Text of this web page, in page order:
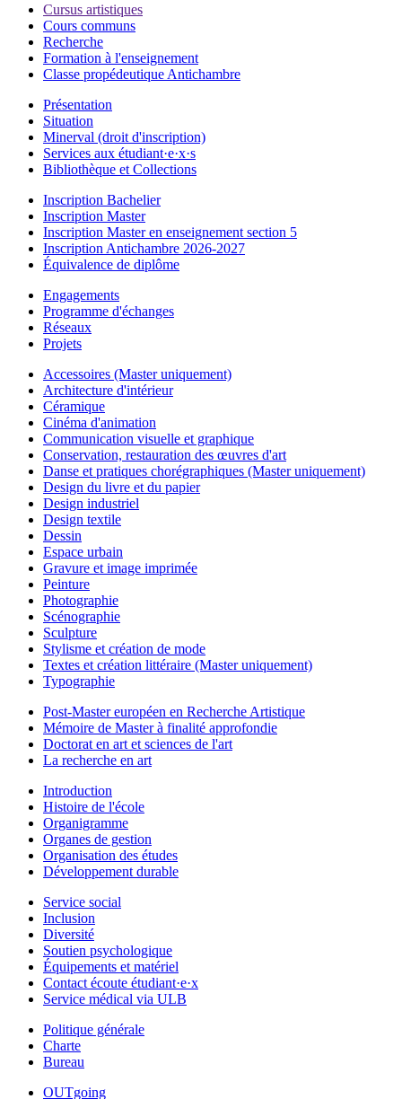
Cursus artistiques
Cours communs
Recherche
Formation à l'enseignement
Classe propédeutique Antichambre
Présentation
Situation
Minerval (droit d'inscription)
Services aux étudiant·e·x·s
Bibliothèque et Collections
Inscription Bachelier
Inscription Master
Inscription Master en enseignement section 5
Inscription Antichambre 2026-2027
Équivalence de diplôme
Engagements
Programme d'échanges
Réseaux
Projets
Accessoires (Master uniquement)
Architecture d'intérieur
Céramique
Cinéma d'animation
Communication visuelle et graphique
Conservation, restauration des œuvres d'art
Danse et pratiques chorégraphiques (Master uniquement)
Design du livre et du papier
Design industriel
Design textile
Dessin
Espace urbain
Gravure et image imprimée
Peinture
Photographie
Scénographie
Sculpture
Stylisme et création de mode
Textes et création littéraire (Master uniquement)
Typographie
Post-Master européen en Recherche Artistique
Mémoire de Master à finalité approfondie
Doctorat en art et sciences de l'art
La recherche en art
Introduction
Histoire de l'école
Organigramme
Organes de gestion
Organisation des études
Développement durable
Service social
Inclusion
Diversité
Soutien psychologique
Équipements et matériel
Contact écoute étudiant·e·x
Service médical via ULB
Politique générale
Charte
Bureau
OUTgoing